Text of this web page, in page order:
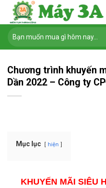
Chuyển
nội
dung
Tìm
kiếm:
Chương trình khuyến
Dần 2022 – Công ty
Mục lục hiện
KHUYẾN MÃI SIÊU